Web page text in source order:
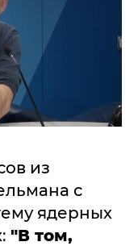
из
с
ядерных
"В том,